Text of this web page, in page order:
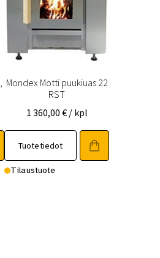
Mondex Motti puukiuas 22
RST
1 360,00 € / kpl
Tuotetiedot
Tilaustuote